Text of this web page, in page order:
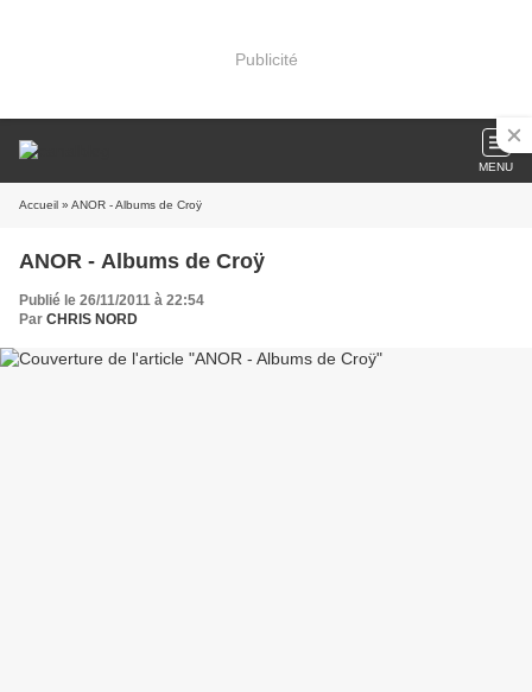
Publicité
MENU
Accueil » ANOR - Albums de Croÿ
ANOR - Albums de Croÿ
Publié le 26/11/2011 à 22:54
Par CHRIS NORD